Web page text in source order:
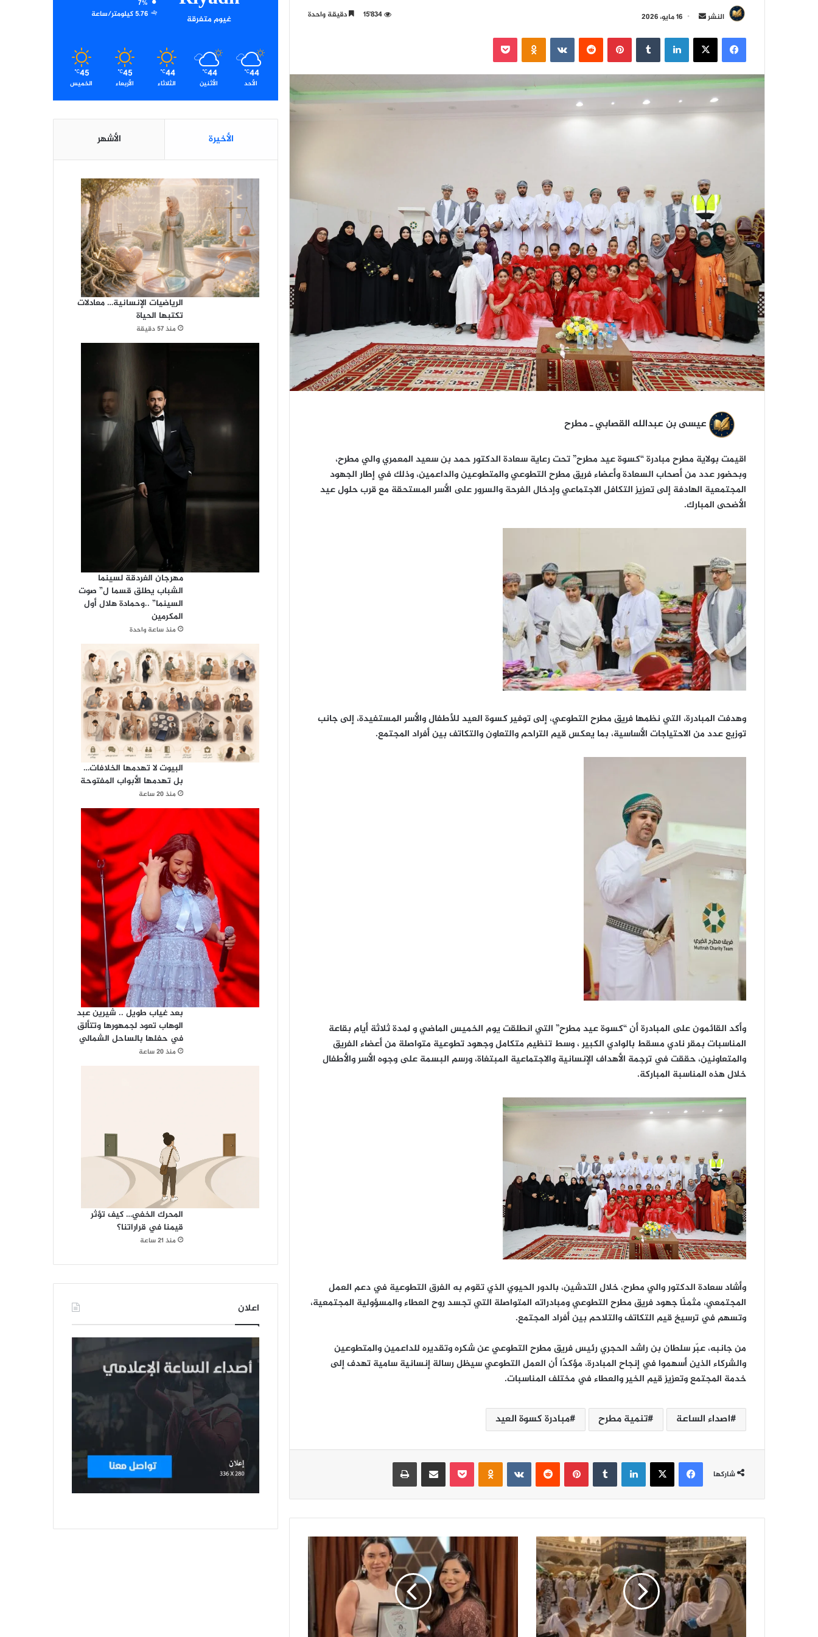
النشر
ل
ب
د
ت
ر
و
ن
ي
ا
16 مايو، 2026 15٬834 دقيقة واحدة
فيسبوك ‫X لينكدإن بينتيريست
عيسى بن عبدالله القصابي ـ مطرح
اقيمت بولاية مطرح مبادرة “كسوة عيد مطرح” تحت رعاية سعادة الدكتور حمد بن سعيد المعمري والي مطرح،
وبحضور عدد من أصحاب السعادة وأعضاء فريق مطرح التطوعي والمتطوعين والداعمين، وذلك في إطار الجهود
المجتمعية الهادفة إلى تعزيز التكافل الاجتماعي وإدخال الفرحة والسرور على الأسر المستحقة مع قرب حلول عيد
الأضحى المبارك.
وهدفت المبادرة، التي نظمها فريق مطرح التطوعي، إلى توفير كسوة العيد للأطفال والأسر المستفيدة، إلى جانب
توزيع عدد من الاحتياجات الأساسية، بما يعكس قيم التراحم والتعاون والتكاتف بين أفراد المجتمع.
وأكد القائمون على المبادرة أن “كسوة عيد مطرح” التي انطلقت يوم الخميس الماضي و لمدة ثلاثة أيام بقاعة
المناسبات بمقر نادي مسقط بالوادي الكبير ، وسط تنظيم متكامل وجهود تطوعية متواصلة من أعضاء الفريق
والمتعاونين، حققت في ترجمة الأهداف الإنسانية والاجتماعية المبتغاة، ورسم البسمة على وجوه الأسر والأطفال
خلال هذه المناسبة المباركة.
وأشاد سعادة الدكتور والي مطرح، خلال التدشين، بالدور الحيوي الذي تقوم به الفرق التطوعية في دعم العمل
المجتمعي، مثمنًا جهود فريق مطرح التطوعي ومبادراته المتواصلة التي تجسد روح العطاء والمسؤولية المجتمعية،
وتسهم في ترسيخ قيم التكاتف والتلاحم بين أفراد المجتمع.
من جانبه، عبّر سلطان بن راشد الحجري رئيس فريق مطرح التطوعي عن شكره وتقديره للداعمين والمتطوعين
والشركاء الذين أسهموا في إنجاح المبادرة، مؤكدًا أن العمل التطوعي سيظل رسالة إنسانية سامية تهدف إلى
خدمة المجتمع وتعزيز قيم الخير والعطاء في مختلف المناسبات.
اصداء الساعة تنمية مطرح مبادرة كسوة العيد
شاركها
فيسبوك ‫X لينكدإن بينتيريست مشاركة عبر البريد
ا
ل
ح
ج
…
أ
غيوم متفرقة
7%
5.76 كيلومتر/ساعة
44
℃
الأحد
44
℃
الأثنين
44
℃
الثلاثاء
45
℃
الأربعاء
45
℃
الخميس
الأخيرة الأشهر
الرياضيات الإنسانية… معادلات
تكتبها الحياة
منذ 57 دقيقة
مهرجان الغردقة لسينما
الشباب يطلق قسما ل” صوت
السينما” ..وحمادة هلال أول
المكرمين
منذ ساعة واحدة
البيوت لا تهدمها الخلافات…
بل تهدمها الأبواب المفتوحة
منذ 20 ساعة
بعد غياب طويل .. شيرين عبد
الوهاب تعود لجمهورها وتتألق
في حفلها بالساحل الشمالي
منذ 20 ساعة
المحرك الخفي… كيف تؤثر
قيمنا في قراراتنا؟
منذ 21 ساعة
اعلان